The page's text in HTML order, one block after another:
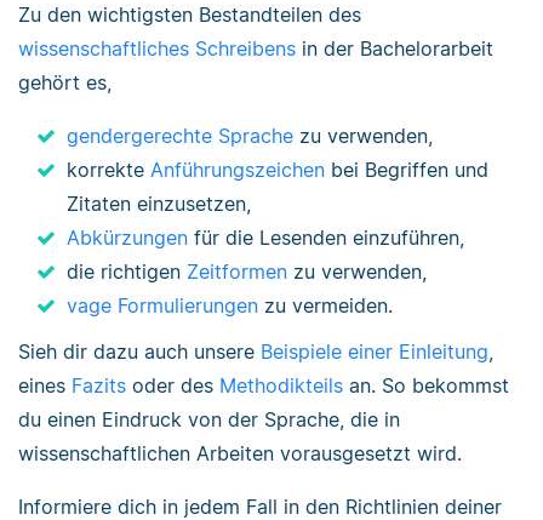
Zu den wichtigsten Bestandteilen des
wissenschaftliches Schreibens in der Bachelorarbeit
gehört es,
gendergerechte Sprache zu verwenden,
korrekte Anführungszeichen bei Begriffen und
Zitaten einzusetzen,
Abkürzungen für die Lesenden einzuführen,
die richtigen Zeitformen zu verwenden,
vage Formulierungen zu vermeiden.
Sieh dir dazu auch unsere Beispiele einer Einleitung
eines Fazits oder des Methodikteils an. So bekommst
du einen Eindruck von der Sprache, die in
wissenschaftlichen Arbeiten vorausgesetzt wird.
Informiere dich in jedem Fall in den Richtlinien deiner